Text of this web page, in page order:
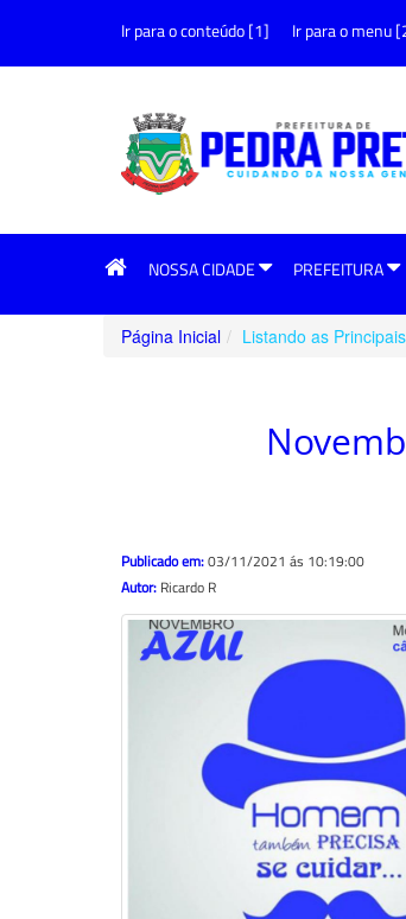
Ir para o conteúdo [1] Ir para o menu
NOSSA CIDADE PREFEITURA
Página Inicial Listando as Principais
Publicado em:03/11/2021 ás 10:19:00
Autor: Ricardo R